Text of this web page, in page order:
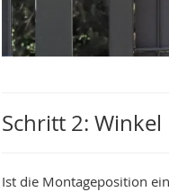
Schritt 2:
Ist die Montageposition